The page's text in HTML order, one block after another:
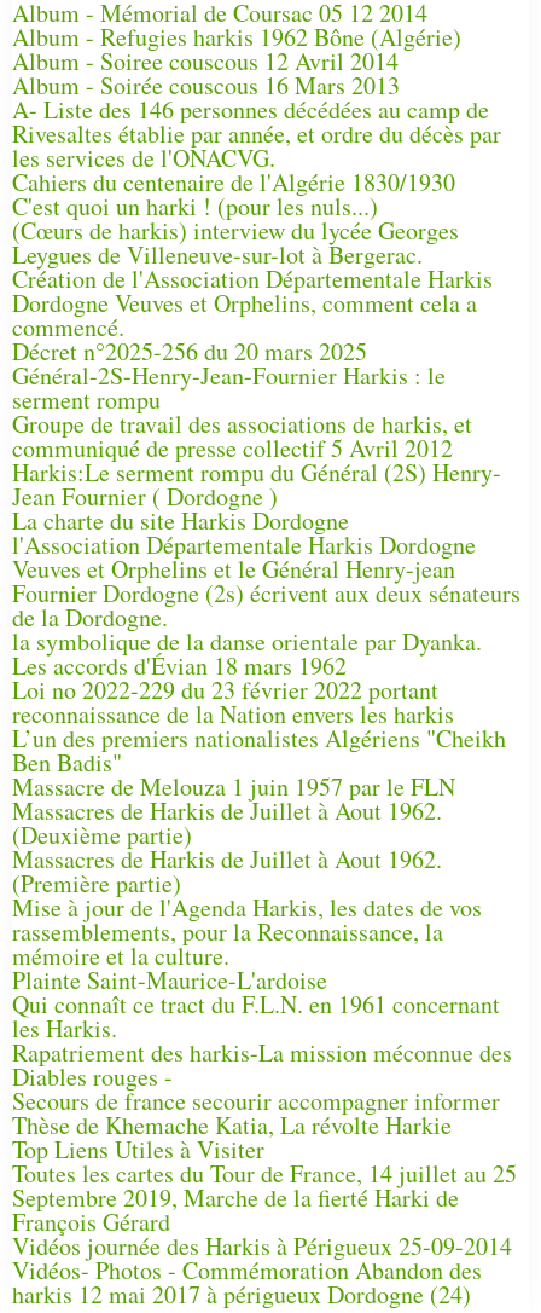
Album - Mémorial de Coursac 05 12 2014
Album - Refugies harkis 1962 Bône (Algérie)
Album - Soiree couscous 12 Avril 2014
Album - Soirée couscous 16 Mars 2013
A- Liste des 146 personnes décédées au camp de
Rivesaltes établie par année, et ordre du décès par
les services de l'ONACVG.
Cahiers du centenaire de l'Algérie 1830/1930
C'est quoi un harki ! (pour les nuls...)
(Cœurs de harkis) interview du lycée Georges
Leygues de Villeneuve-sur-lot à Bergerac.
Création de l'Association Départementale Harkis
Dordogne Veuves et Orphelins, comment cela a
commencé.
Décret n°2025-256 du 20 mars 2025
Général-2S-Henry-Jean-Fournier Harkis : le
serment rompu
Groupe de travail des associations de harkis, et
communiqué de presse collectif 5 Avril 2012
Harkis:Le serment rompu du Général (2S) Henry-
Jean Fournier ( Dordogne )
La charte du site Harkis Dordogne
l'Association Départementale Harkis Dordogne
Veuves et Orphelins et le Général Henry-jean
Fournier Dordogne (2s) écrivent aux deux sénateurs
de la Dordogne.
la symbolique de la danse orientale par Dyanka.
Les accords d'Évian 18 mars 1962
Loi no 2022-229 du 23 février 2022 portant
reconnaissance de la Nation envers les harkis
L’un des premiers nationalistes Algériens "Cheikh
Ben Badis"
Massacre de Melouza 1 juin 1957 par le FLN
Massacres de Harkis de Juillet à Aout 1962.
(Deuxième partie)
Massacres de Harkis de Juillet à Aout 1962.
(Première partie)
Mise à jour de l'Agenda Harkis, les dates de vos
rassemblements, pour la Reconnaissance, la
mémoire et la culture.
Plainte Saint-Maurice-L'ardoise
Qui connaît ce tract du F.L.N. en 1961 concernant
les Harkis.
Rapatriement des harkis-La mission méconnue des
Diables rouges -
Secours de france secourir accompagner informer
Thèse de Khemache Katia, La révolte Harkie
Top Liens Utiles à Visiter
Toutes les cartes du Tour de France, 14 juillet au 25
Septembre 2019, Marche de la fierté Harki de
François Gérard
Vidéos journée des Harkis à Périgueux 25-09-2014
Vidéos- Photos - Commémoration Abandon des
harkis 12 mai 2017 à périgueux Dordogne (24)